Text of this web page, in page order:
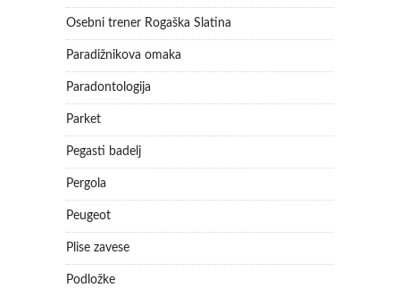
Osebni trener Rogaška Slatina
Paradižnikova omaka
Paradontologija
Parket
Pegasti badelj
Pergola
Peugeot
Plise zavese
Podložke